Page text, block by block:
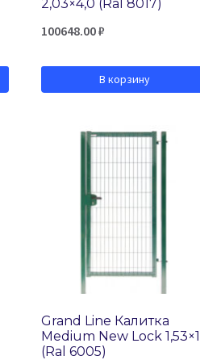
2,03×4,0 (Ral 8017)
100648.00₽
В корзину
Grand Line Калитка
Medium New Lock 1,53×1
(Ral 6005)